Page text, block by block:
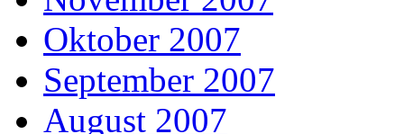
Oktober 2007
September 2007
August 2007